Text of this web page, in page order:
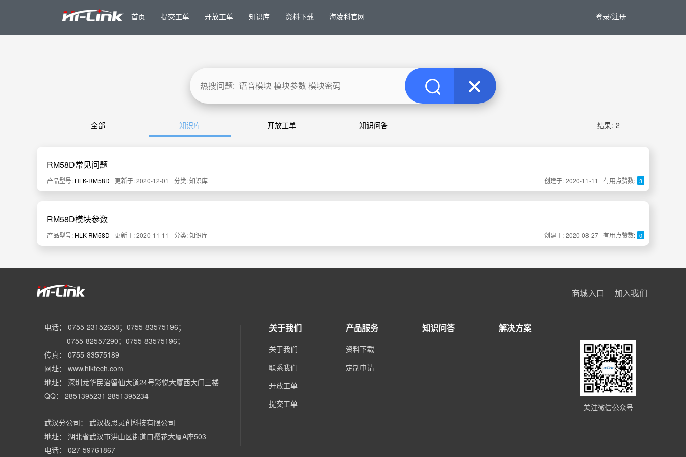
首页 提交工单 开放工单 知识库 资料下载 海凌科官网 登录/注册
全部 知识库 开放工单 知识问答 结果: 2
RM58D常见问题
产品型号: HLK-RM58D 更新于: 2020-12-01 分类: 知识库 有用点赞数: 3
创建于: 2020-11-11
RM58D模块参数
产品型号: HLK-RM58D 更新于: 2020-11-11 分类: 知识库 有用点赞数: 0
创建于: 2020-08-27
商城入口 加入我们
电话： 0755-23152658；0755-83575196；
0755-82557290；0755-83575196；
传真： 0755-83575189
网址： www.hlktech.com
地址： 深圳龙华民治留仙大道24号彩悦大厦西大门三楼
QQ： 2851395231 2851395234
武汉分公司： 武汉极思灵创科技有限公司
地址： 湖北省武汉市洪山区街道口樱花大厦A座503
电话： 027-59761867
关于我们
关于我们
联系我们
开放工单
提交工单
产品服务
资料下载
定制申请
知识问答 解决方案
关注微信公众号